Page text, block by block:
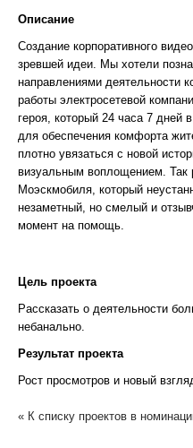
Описание
Создание корпоративного
зревшей идеи. Мы хотели
направлениями деятельности
работы электросетевой
героя, который 24 часа 7 дней
для обеспечения комфорта
плотно увязаться с новой
визуальным воплощением. Так
Моэскмобиля, который
незаметный, но смелый и
момент на помощь.
Цель проекта
Рассказать о деятельности
небанально.
Результат проекта
Рост просмотров и новый
« К списку проектов в